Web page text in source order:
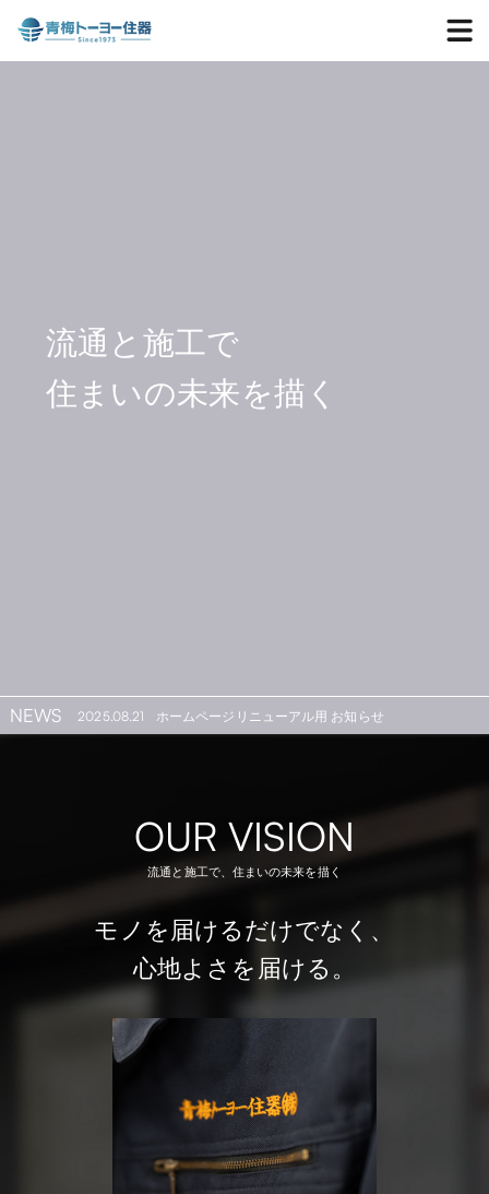
流通と施工で
住まいの未来を描く
NEWS 2025.08.21 ホームページリニューアル用 お知らせ
OUR VISION
流通と施工で、住まいの未来を描く
モノを届けるだけでなく、
心地よさを届ける。